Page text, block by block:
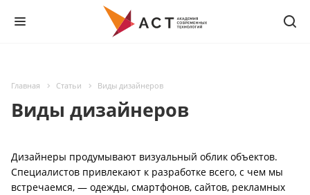
Главная Статьи Виды дизайнеров
Виды дизайнеров
Дизайнеры продумывают визуальный облик объектов.
Специалистов привлекают к разработке всего, с чем мы
встречаемся, — одежды, смартфонов, сайтов, рекламных